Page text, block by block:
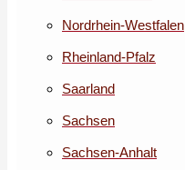
Nordrhein-Westfalen
Rheinland-Pfalz
Saarland
Sachsen
Sachsen-Anhalt